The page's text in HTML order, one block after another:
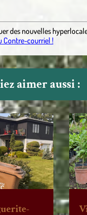
des nouvelles
Contre-courriel !
aimer aussi :